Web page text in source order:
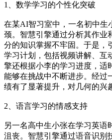
1、数学学习的个性化突破
在某AI智习室中，一名初中生
颈。智慧引擎通过分析其作业
分的知识掌握不牢固。于是，
学习计划，包括视频讲解、互
擎还根据小李的学习进度，适
能够在挑战中不断进步。经过
绩有了显著提升，对几何的兴
2、语言学习的情感支持
另一名高中生小张在学习英语
沮丧。智慧引擎通过语音识别